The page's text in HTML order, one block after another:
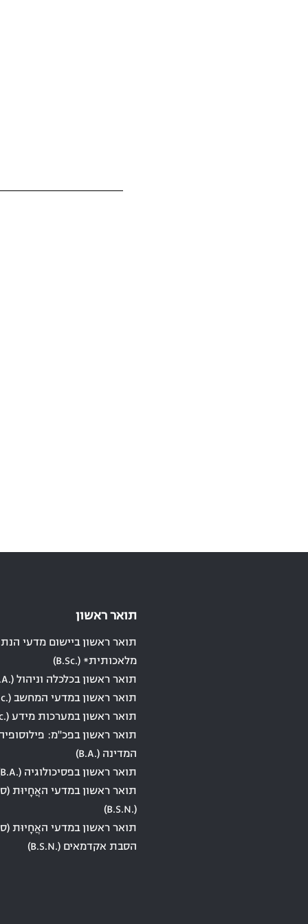
תואר ראשון
תואר ראשון ביישום מדעי
מלאכותית* (.B.Sc)
תואר ראשון בכלכלה וניהול (.B.A)
תואר ראשון במדעי המחשב (.B.Sc)
תואר ראשון במערכות מידע (.B.Sc)
תואר ראשון בפכ"מ:
המדינה (.B.A)
תואר ראשון בפסיכולוגיה (.B.A)
תואר ראשון במדעי האֲחָיוּת
(.B.S.N)
תואר ראשון במדעי האֲחָיוּת
הסבת אקדמאים (.B.S.N)